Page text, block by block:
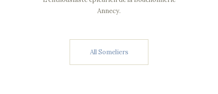
Annecy.
All Someliers